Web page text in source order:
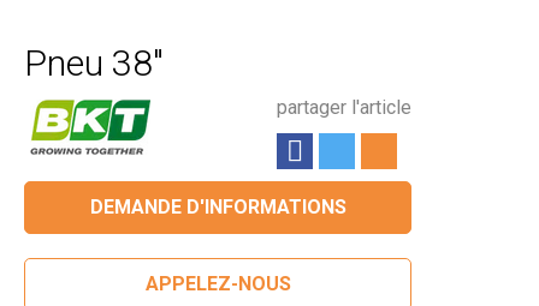
Pneu 38"
partager l'article
DEMANDE D'INFORMATIONS
APPELEZ-NOUS